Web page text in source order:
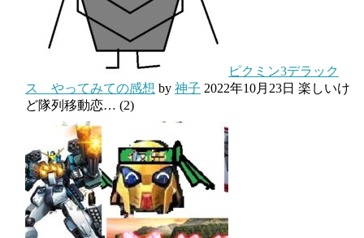
ピクミン3デラック
ス やってみての感想 by 神子 2022年10月23日 楽しいけ
ど隊列移動恋… (2)